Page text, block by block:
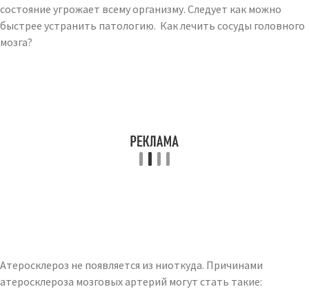
состояние угрожает всему организму. Следует как можно
быстрее устранить патологию. Как лечить сосуды головного
мозга?
Атеросклероз не появляется из ниоткуда. Причинами
атеросклероза мозговых артерий могут стать такие: